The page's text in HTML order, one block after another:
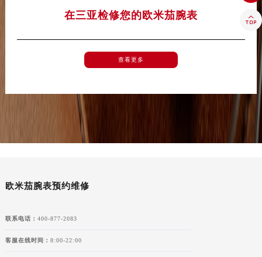
在三亚检修您的欧米茄腕表
查看更多
欧米茄腕表预约维修
联系电话： 400-877-2083
客服在线时间： 8:00-22:00
